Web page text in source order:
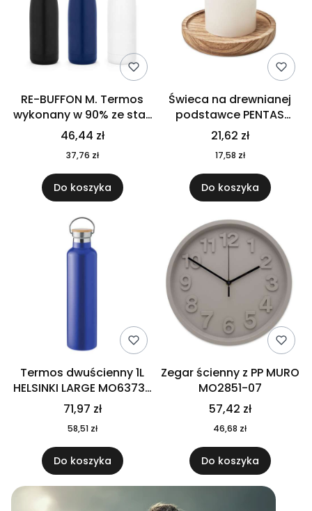
RE-BUFFON M. Termos
wykonany w 90% ze stali
nierdzewnej
pochodzącej z
recyklingu 520 ml 94294
46,44 zł
37,76 zł
Do koszyka
Świeca na drewnianej
podstawce PENTAS
MO6282-40
21,62 zł
17,58 zł
Do koszyka
Termos dwuścienny 1L
HELSINKI LARGE MO6373-
04
71,97 zł
58,51 zł
Do koszyka
Zegar ścienny z PP MURO
MO2851-07
57,42 zł
46,68 zł
Do koszyka